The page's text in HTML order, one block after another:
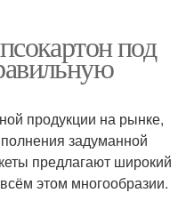
под
продукции на рынке,
задуманной
предлагают широкий
этом многообразии.